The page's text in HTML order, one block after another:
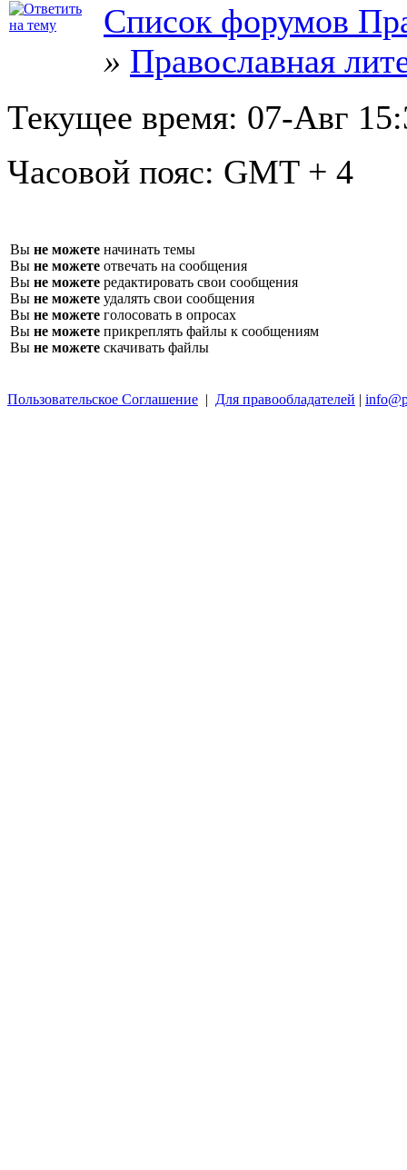
Список форумов
» Православная
Текущее время: 07-Авг
Часовой пояс: GMT + 4
Вы не можете начинать темы
Вы не можете отвечать на сообщения
Вы не можете редактировать свои сообщения
Вы не можете удалять свои сообщения
Вы не можете голосовать в опросах
Вы не можете прикреплять файлы к сообщениям
Вы не можете скачивать файлы
Пользовательское Соглашение | Для правообладателей |